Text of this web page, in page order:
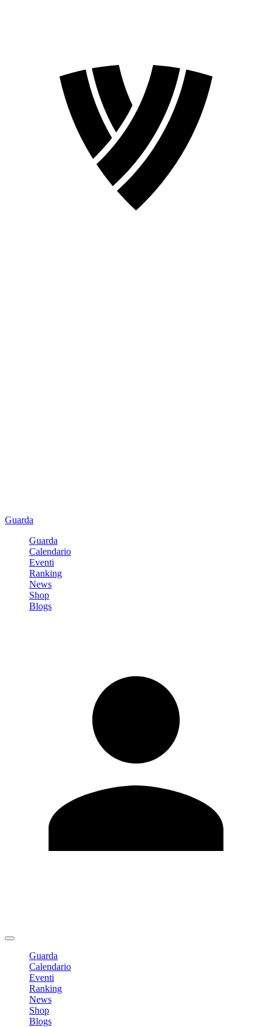
Guarda
Guarda
Calendario
Eventi
Ranking
News
Shop
Blogs
Guarda
Calendario
Eventi
Ranking
News
Shop
Blogs